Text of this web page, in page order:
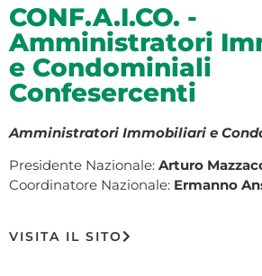
CONF.A.I.CO. -
Amministratori
e Condominiali
Confesercenti
Amministratori Immobiliari e
Presidente Nazionale: Arturo
Coordinatore Nazionale: Ermanno
VISITA IL SITO